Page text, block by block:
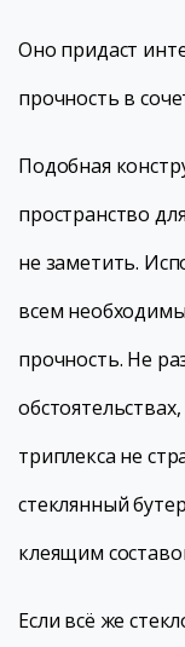
Оно придаст
прочность в
Подобная
пространство
не заметить.
всем
прочность. Не
триплекса не
стеклянный
клеящим
Если всё же